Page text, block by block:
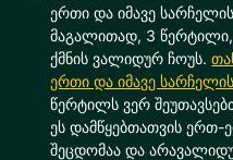
ერთი და იმავე
მაგალითად, 3
ქმნის ვალიდურ ჩოუს.
ერთი და იმავე
წერტილს ვერ
ეს დამწყებთათვის
შეცდომაა და